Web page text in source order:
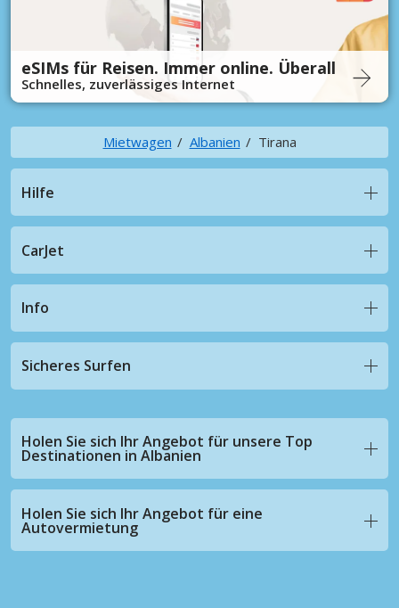
eSIMs für Reisen. Immer online. Überall
Schnelles, zuverlässiges Internet
Mietwagen Albanien Tirana
Hilfe
CarJet
Info
Sicheres Surfen
Holen Sie sich Ihr Angebot für unsere Top
Destinationen in Albanien
Holen Sie sich Ihr Angebot für eine
Autovermietung